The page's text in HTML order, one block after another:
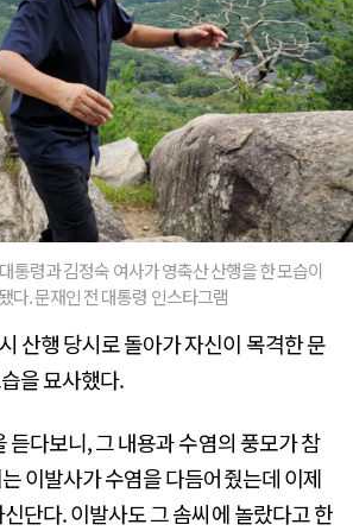
통령과 김정숙 여사가 영축산 산행을 한 모습이
다. 문재인 전 대통령 인스타그램
산행 당시로 돌아가 자신이 목격한 문
을 묘사했다.
듣다보니, 그 내용과 수염의 풍모가 참
이발사가 수염을 다듬어줬는데 이제
단다. 이발사도 그 솜씨에 놀랐다고 한